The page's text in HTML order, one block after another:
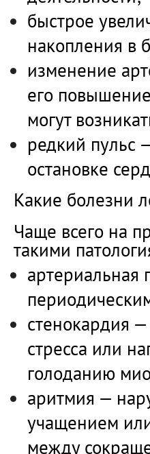
быстрое
накопления в
изменение
его
могут
редкий пульс
остановке
Какие болезни
Чаще всего на
такими
стенокардия
стресса или
голоданию
аритмия —
учащением
между